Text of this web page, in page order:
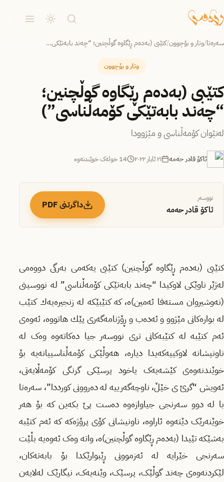
سەرەتا/وتار و بۆچوون/کتێبى (بەدەم ڕێگاوە گوڵچنین؛ “چەند بابەتێکى…
وتار و بۆچوون
کتێبى (بەدەم ڕێگاوە گوڵچنین؛
“چەند بابەتێکى کۆمەڵناسى”)
لەنێوان کۆمەڵناسى و مێژوودا
ئاکۆ قادر حەمە ٢١ ئایار ٢٠٢٢ 14 خولەک خوێندنەوە
نووسەر
ئاکۆ قادر حەمە داگرتنی PDF
کتێبى (بەدەم ڕێگاوە گوڵچنین) کتێبى یەکەمى بەرگى دووەمى
لەژێر ناوێکى لاوکیدا “چەند بابەتێکى کۆمەڵناسى” لە نووسینى
(نەوشیروان مستەفا ئەمین)ه‌، كه كتێبێكه‌ له‌ زنجیره‌یه‌ك‌ كتێب‌
له‌ بواره‌كانی مێژوو و ئه‌ده‌ب و ڕۆژنامه‌گه‌ری پێك هاتووه‌، ئەوەى
ئەم کتێبە لە کتێبەکانى ترى نووسەر جیا دەکاتەوە وەک لە
ناونیشانە لاوکییەکەیدا دیارە، هەوڵێکى کۆمەڵناسییانەیە بۆ
خوێندنەوەى کێشەیەک یاخود پرسێکى گرنگى کۆمەڵایەتى،
ئەویش “گرێ ى خێڵ، ناوچەگەرییە لە دەروونى کورددا”، سەرەتا
با لە دوو سەرنجى جیاوازەوە دەست پێ بکەین کە بۆ هەر
خوێنەرێک دێتەوە ئاراوە، ناونیشانى کۆى پرۆژەکە کە ئەم کتێبە
بەشێکە تێیدا (بەدەم ڕێگاوە گوڵچنین)ە، واتە وەک ئەوەیە بڵێت
سەرنجى خێرایە لە ئەزموونى ڕێبوارێکدا بۆ بابەتەکان،
لێکردنەوەى چەند گوڵێک، پرسێک، وێنەیەک، نیگارێک لەلایەن